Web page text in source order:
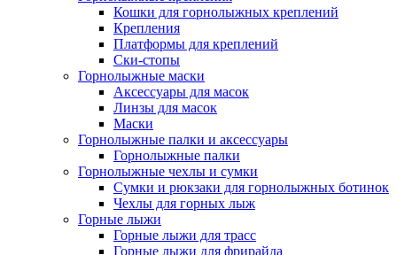
Кошки для горнолыжных креплений
Крепления
Платформы для креплений
Ски-стопы
Горнолыжные маски
Аксессуары для масок
Линзы для масок
Маски
Горнолыжные палки и аксессуары
Горнолыжные палки
Горнолыжные чехлы и сумки
Сумки и рюкзаки для горнолыжных ботинок
Чехлы для горных лыж
Горные лыжи
Горные лыжи для трасс
Горные лыжи для фрирайда